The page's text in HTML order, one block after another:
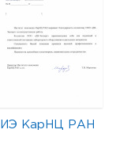
ИЭ КарНЦ РАН